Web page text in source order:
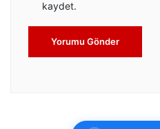
kaydet.
Yorumu Gönder